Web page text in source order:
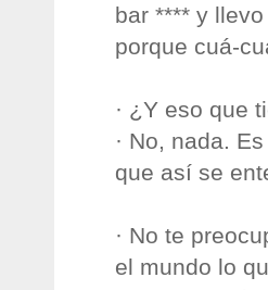
bar **** y
porque cuá-
· ¿Y eso que
· No, nada.
que así se
· No te
el mundo lo